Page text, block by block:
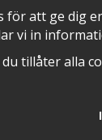
för att ge dig
vi in
du tillåter alla